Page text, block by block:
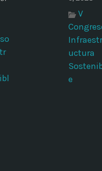
V
Infraestr
uctura
e